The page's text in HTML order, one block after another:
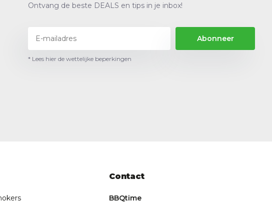
Ontvang de beste DEALS en tips in je inbox!
Abonneer
* Lees hier de wettelijke beperkingen
Contact
BBQtime